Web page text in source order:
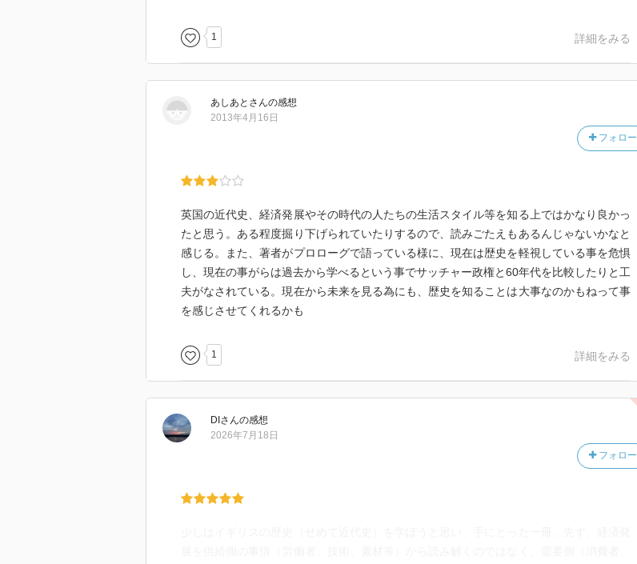
1 詳細をみる
あしあと さんの感想
フォロー
2013年4月16日
英国の近代史、経済発展やその時代の人たちの生活スタイル等を知る上ではかなり良かっ
たと思う。ある程度掘り下げられていたりするので、読みごたえもあるんじゃないかなと
感じる。また、著者がプロローグで語っている様に、現在は歴史を軽視している事を危惧
し、現在の事がらは過去から学べるという事でサッチャー政権と60年代を比較したりと工
夫がなされている。現在から未来を見る為にも、歴史を知ることは大事なのかもねって事
を感じさせてくれるかも
1 詳細をみる
DI さんの感想
フォロー
2026年7月18日